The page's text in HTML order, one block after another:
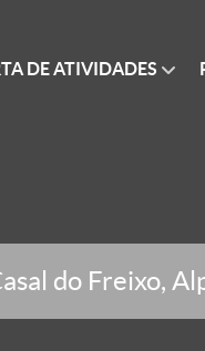
DE ATIVIDADES
do Freixo,